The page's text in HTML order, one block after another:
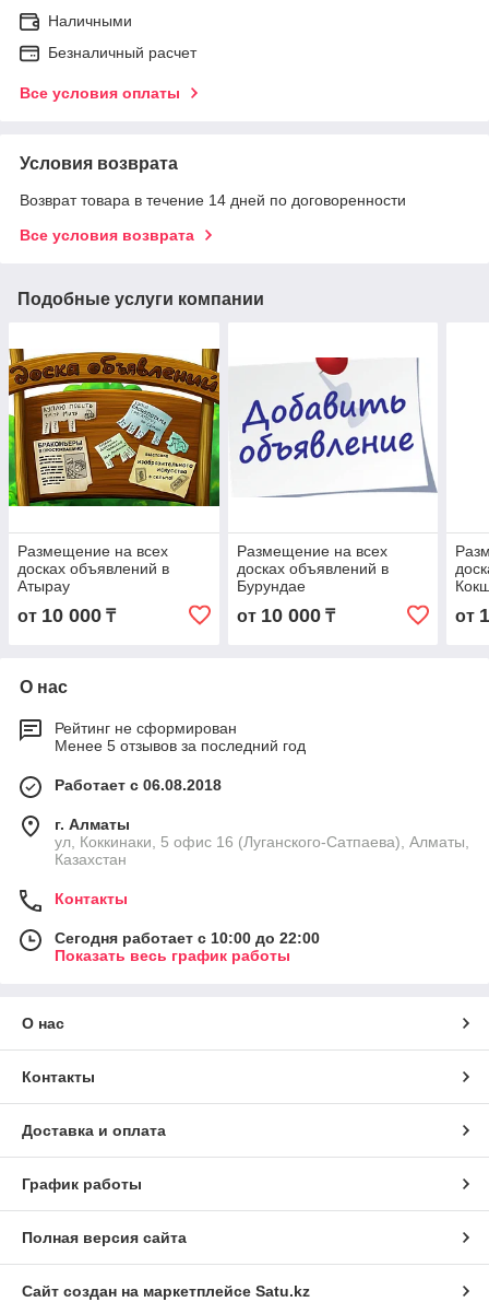
Наличными
Безналичный расчет
Все условия оплаты
Условия возврата
Возврат товара в течение 14 дней по договоренности
Все условия возврата
Подобные услуги компании
Размещение на всех
досках объявлений в
Атырау
от 10 000 ₸
Размещение на всех
досках объявлений в
Бурундае
от 10 000₸ от
О нас
Рейтинг не сформирован
Менее 5 отзывов за последний год
Работает с 06.08.2018
г. Алматы
ул, Коккинаки, 5 офис 16 (Луганского-Сатпаева), Алматы,
Казахстан
Контакты
Сегодня работает с 10:00 до 22:00
Показать весь график работы
О нас
Контакты
Доставка и оплата
График работы
Полная версия сайта
Сайт создан на маркетплейсе Satu.kz